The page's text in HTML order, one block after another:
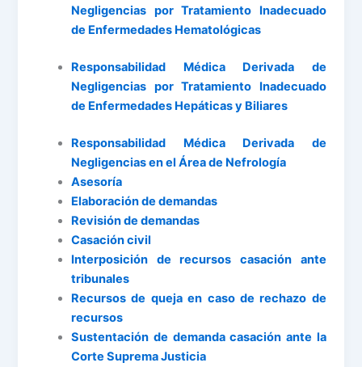
Negligencias por Tratamiento Inadecuado
de Enfermedades Hematológicas
Responsabilidad Médica Derivada de
Negligencias por Tratamiento Inadecuado
de Enfermedades Hepáticas y Biliares
Responsabilidad Médica Derivada de
Negligencias en el Área de Nefrología
Asesoría
Elaboración de demandas
Revisión de demandas
Casación civil
Interposición de recursos casación ante
tribunales
Recursos de queja en caso de rechazo de
recursos
Sustentación de demanda casación ante la
Corte Suprema Justicia